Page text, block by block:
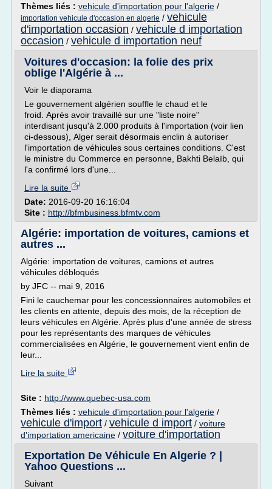
Thèmes liés : vehicule d'importation pour l'algerie /
importation vehicule d'occasion en algerie / vehicule
d'importation occasion / vehicule d importation
occasion / vehicule d importation neuf
Voitures d'occasion: la folie des prix
oblige l'Algérie à ...
Voir le diaporama
Le gouvernement algérien souffle le chaud et le
froid. Après avoir travaillé sur une "liste noire"
interdisant jusqu'à 2.000 produits à l'importation (voir lien
ci-dessous), Alger serait désormais enclin à autoriser
l'importation de véhicules sous certaines conditions. C'est
le ministre du Commerce en personne, Bakhti Belaïb, qui
l'a confirmé lors d'une...
Lire la suite
Date: 2016-09-20 16:16:04
Site : http://bfmbusiness.bfmtv.com
Algérie: importation de voitures, camions et
autres ...
Algérie: importation de voitures, camions et autres
véhicules débloqués
by JFC -- mai 9, 2016
Fini le cauchemar pour les concessionnaires automobiles et
les clients en attente, depuis des mois, de la réception de
leurs véhicules en Algérie. Après plus d'une année de stress
pour les représentants des marques de véhicules
commercialisées en Algérie, le gouvernement vient enfin de
leur...
Lire la suite
Site : http://www.quebec-usa.com
Thèmes liés : vehicule d'importation pour l'algerie /
vehicule d'import / vehicule d import / voiture
d'importation americaine / voiture d'importation
Exportation De Véhicule En Algerie ? |
Yahoo Questions ...
Suivant